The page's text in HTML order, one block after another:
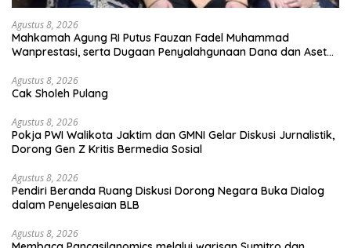
Agustus 8, 2026
Mahkamah Agung RI Putus Fauzan Fadel Muhammad
Wanprestasi, serta Dugaan Penyalahgunaan Dana dan Aset
Agustus 8, 2026
Cak Sholeh Pulang
Agustus 8, 2026
Pokja PWI Walikota Jaktim dan GMNI Gelar Diskusi Jurnalistik,
Dorong Gen Z Kritis Bermedia Sosial
Agustus 8, 2026
Pendiri Beranda Ruang Diskusi Dorong Negara Buka Dialog
dalam Penyelesaian BLB
Agustus 8, 2026